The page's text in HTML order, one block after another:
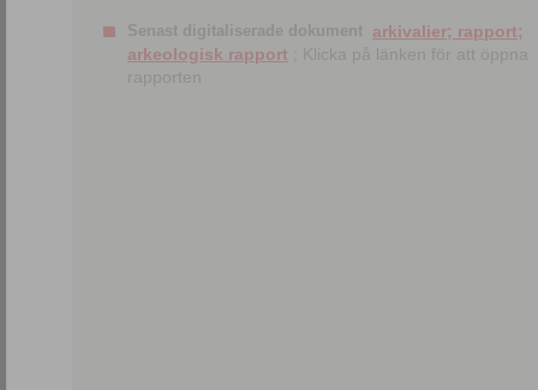
Senast digitaliserade dokument arkivalier; rapport;
arkeologisk rapport ; Klicka på länken för att öppna
rapporten